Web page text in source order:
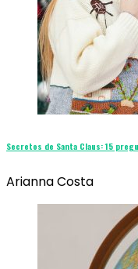
Secretos de Santa Claus: 15
Arianna Costa